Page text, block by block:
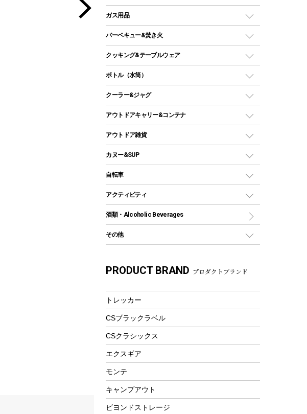
ロッジ型・オリジナルテント
タープ
スクエアタープ（レクタタープ）
メッシュタープ
自立式タープ
パラソル
テントアクセサリー
ペグ
グランドシート
ガイドロープ
ツール
レジャーシート
LEDランタン
ガスランタン
オイルランタン
LEDライト
ヘッドライト
キャンドル
ガス用品
ガスバーナー
ガス缶
ガストーチ、ライター
バーベキュー&焚き火
バーベキューコンロ、グリル
焚き火台タイプ（ロースタイル）グリル
卓上タイプグリル
パーティータイプグリル
鉄板、アミ
焚き火台&ストーブ
火起こし
バーベキューツール
燃料・着火剤・炭
クッキング&テーブルウェア
ダッチオーブン
ホットサンドメーカー
クッカーセット
シェラカップ
クッキングツール
ナイフ
カトラリー
マグカップ、カップ
フードボトル
コーヒー&ミル
トレー
ランチョンマット
ランチボックス
ピクニックセット
ボトル（水筒）
ステンレスボトル
コップ付きタイプ
ワンタッチタイプ
プラスチックボトル
ディズニーボトル
クーラー&ジャグ
クーラーボックス
クーラーバッグ
ウォータージャグ
保冷剤
アウトドアキャリー&コンテナ
アウトドアキャリー
アウトドア雑貨
バックパック&バッグ
リュック、バックパック
トートバッグ、サコッシュ
ショッピングキャリー
その他アウトドア雑貨
レイン
ツール、他
カヌー&SUP
インフレータブル
カヤック
パドル
ヘルメット
アクセサリー
自転車
折りたたみ自転車
スポーツサイクル
シティサイクル
自転車用アクセサリー
自転車ウェア
アクティビティ
マリン
ラッシュガード
テント
フローティングベスト
ヘルメット
エアーポンプ
ウィンター
防寒ウェア
ツール&アクセサリー
酒類・Alcoholic Beverages
その他
湯たんぽ
PRODUCT BRAND プロダクトブランド
トレッカー
CSブラックラベル
CSクラシックス
エクスギア
モンテ
キャンプアウト
ビヨンドストレージ